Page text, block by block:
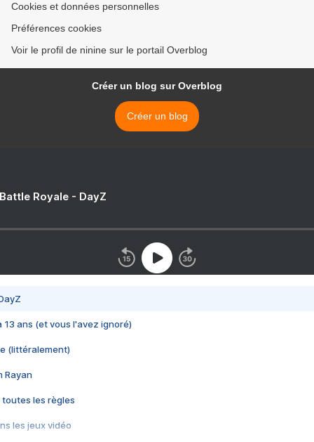
Cookies et données personnelles
Préférences cookies
Voir le profil de ninine sur le portail Overblog
Créer un blog sur Overblog
Créer un blog
Royale - DayZ
13 ans (et vous l'avez ignoré)
(littéralement)
Rayan
toutes les règles
les jeux vidéo